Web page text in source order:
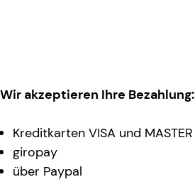
Wir akzeptieren Ihre Bezahlung:
Kreditkarten VISA und MASTER
giropay
über Paypal